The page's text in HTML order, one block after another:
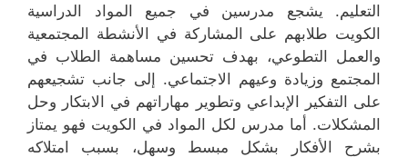
التعليم. يشجع مدرسين في جميع المواد الدراسية
الكويت طلابهم على المشاركة في الأنشطة المجتمعية
والعمل التطوعي، بهدف تحسين مساهمة الطلاب في
المجتمع وزيادة وعيهم الاجتماعي. إلى جانب تشجيعهم
على التفكير الإبداعي وتطوير مهاراتهم في الابتكار وحل
المشكلات. أما مدرس لكل المواد في الكويت فهو يمتاز
بشرح الأفكار بشكل مبسط وسهل، بسبب امتلاكه